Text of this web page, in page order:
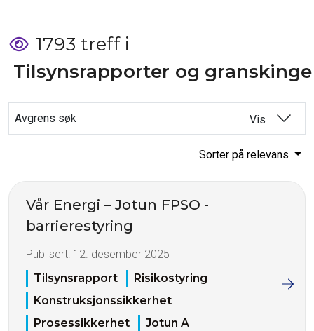
1793 treff i
Tilsynsrapporter og
Avgrens søk Vis
Sorter på relevans
Vår Energi – Jotun FPSO -
barrierestyring
Publisert: 12. desember 2025
Tilsynsrapport
Risikostyring
Konstruksjonssikkerhet
Prosessikkerhet
Jotun A